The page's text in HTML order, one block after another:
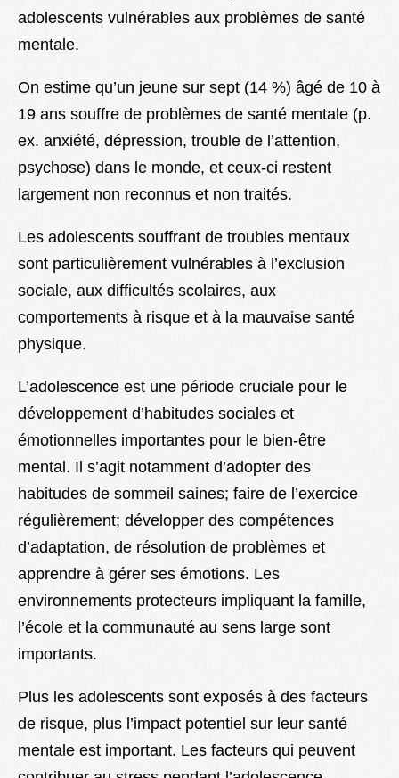
adolescents vulnérables aux problèmes de santé
mentale.
On estime qu’un jeune sur sept (14 %) âgé de 10 à
19 ans souffre de problèmes de santé mentale (p.
ex. anxiété, dépression, trouble de l’attention,
psychose) dans le monde, et ceux-ci restent
largement non reconnus et non traités.
Les adolescents souffrant de troubles mentaux
sont particulièrement vulnérables à l’exclusion
sociale, aux difficultés scolaires, aux
comportements à risque et à la mauvaise santé
physique.
L’adolescence est une période cruciale pour le
développement d’habitudes sociales et
émotionnelles importantes pour le bien-être
mental. Il s’agit notamment d’adopter des
habitudes de sommeil saines; faire de l’exercice
régulièrement; développer des compétences
d’adaptation, de résolution de problèmes et
apprendre à gérer ses émotions. Les
environnements protecteurs impliquant la famille,
l’école et la communauté au sens large sont
importants.
Plus les adolescents sont exposés à des facteurs
de risque, plus l’impact potentiel sur leur santé
mentale est important. Les facteurs qui peuvent